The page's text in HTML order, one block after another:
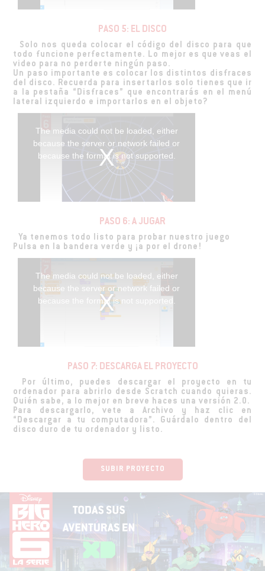
PASO 5: EL DISCO
Solo nos queda colocar el código del disco para que
todo funcione perfectamente. Lo mejor es que veas el
video para no perderte ningún paso.
Un paso importante es colocar los distintos disfraces
del disco. Recuerda para insertarlos solo tienes que ir
a la pestaña “Disfraces” que encontrarás en el menú
lateral izquierdo e importarlos en el objeto?
The media could not be loaded, either
because the server or network failed or
because the format is not supported.
PASO 6: A JUGAR
Ya tenemos todo listo para probar nuestro juego
Pulsa en la bandera verde y ¡a por el drone!
The media could not be loaded, either
because the server or network failed or
because the format is not supported.
PASO 7: DESCARGA EL PROYECTO
Por último, puedes descargar el proyecto en tu
ordenador para abrirlo desde Scratch cuando quieras.
Quién sabe, a lo mejor en breve haces una versión 2.0.
Para descargarlo, vete a Archivo y haz clic en
“Descargar a tu computadora”. Guárdalo dentro del
disco duro de tu ordenador y listo.